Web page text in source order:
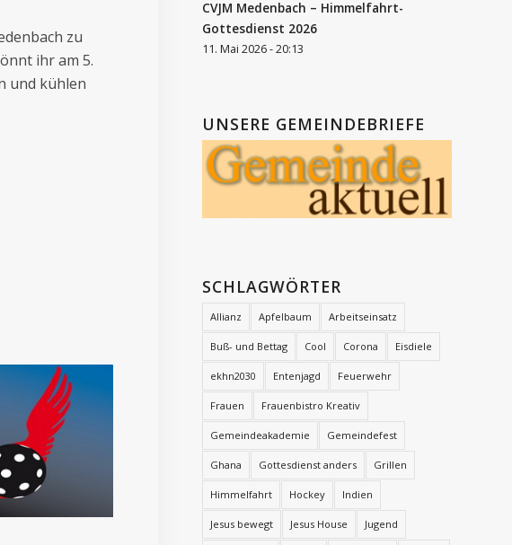
zu
ihr am 5.
und kühlen
CVJM Medenbach – Himmelfahrt-
Gottesdienst 2026
11. Mai 2026 - 20:13
UNSERE GEMEINDEBRIEFE
SCHLAGWÖRTER
Allianz Apfelbaum Arbeitseinsatz
Buß- und Bettag Cool Corona Eisdiele
ekhn2030 Entenjagd Feuerwehr
Frauen Frauenbistro Kreativ
Gemeindeakademie Gemeindefest
Ghana Gottesdienst anders Grillen
Himmelfahrt Hockey Indien
Jesus bewegt Jesus House Jugend